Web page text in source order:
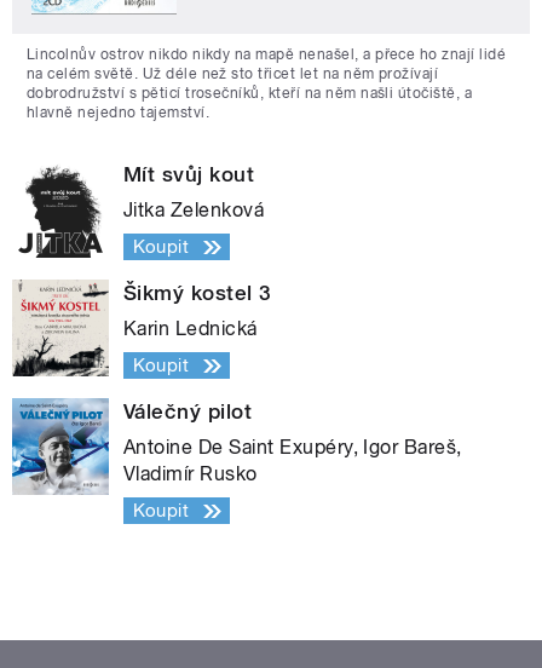
Lincolnův ostrov nikdo nikdy na mapě nenašel, a přece ho znají lidé
na celém světě. Už déle než sto třicet let na něm prožívají
dobrodružství s pěticí trosečníků, kteří na něm našli útočiště, a
hlavně nejedno tajemství.
Mít svůj kout
Jitka Zelenková
Koupit
Šikmý kostel 3
Karin Lednická
Koupit
Válečný pilot
Antoine De Saint Exupéry, Igor Bareš,
Vladimír Rusko
Koupit